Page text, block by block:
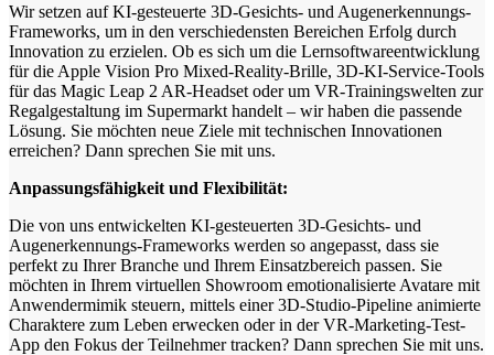
Wir setzen auf KI-gesteuerte 3D-Gesichts- und Augenerkennungs-
Frameworks, um in den verschiedensten Bereichen Erfolg durch
Innovation zu erzielen. Ob es sich um die Lernsoftwareentwicklung
für die Apple Vision Pro Mixed-Reality-Brille, 3D-KI-Service-Tools
für das Magic Leap 2 AR-Headset oder um VR-Trainingswelten zur
Regalgestaltung im Supermarkt handelt – wir haben die passende
Lösung. Sie möchten neue Ziele mit technischen Innovationen
erreichen? Dann sprechen Sie mit uns.
Anpassungsfähigkeit und Flexibilität:
Die von uns entwickelten KI-gesteuerten 3D-Gesichts- und
Augenerkennungs-Frameworks werden so angepasst, dass sie
perfekt zu Ihrer Branche und Ihrem Einsatzbereich passen. Sie
möchten in Ihrem virtuellen Showroom emotionalisierte Avatare mit
Anwendermimik steuern, mittels einer 3D-Studio-Pipeline animierte
Charaktere zum Leben erwecken oder in der VR-Marketing-Test-
App den Fokus der Teilnehmer tracken? Dann sprechen Sie mit uns.